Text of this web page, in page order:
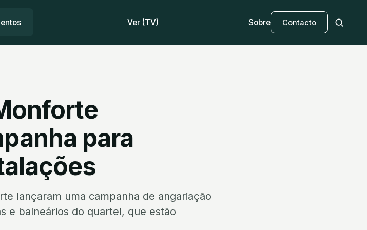
Ver (TV) Sobre Contacto
para
lançaram uma campanha de angariação
e balneários do quartel, que estão